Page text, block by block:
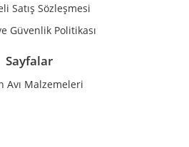
Satış Sözleşmesi
Güvenlik Politikası
Sayfalar
Avı Malzemeleri